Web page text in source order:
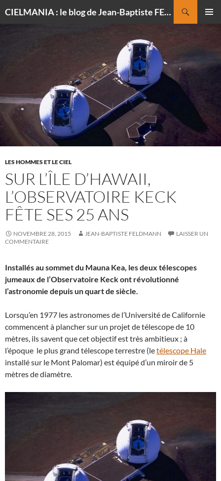
CIELMANIA : le blog de Jean-Baptiste FELDMANN, photographe du ciel
MENU
LES HOMMES ET LE CIEL
SUR L’ÎLE D’HAWAII,
L’OBSERVATOIRE KECK
FÊTE SES 25 ANS
NOVEMBRE 28, 2015 JEAN-BAPTISTE FELDMANN
LAISSER UN
COMMENTAIRE
Installés au sommet du Mauna Kea, les deux télescopes
jumeaux de l’Observatoire Keck ont révolutionné
l’astronomie depuis un quart de siècle.
Lorsqu’en 1977 les astronomes de l’Université de Californie
commencent à plancher sur un projet de télescope de 10
mètres, ils savent que cet objectif est très ambitieux ; à
l’époque le plus grand télescope terrestre (letélescope Hale
installé sur le Mont Palomar) est équipé d’un miroir de 5
mètres de diamètre.